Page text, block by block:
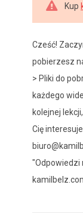
Kup
Cześć!
pobierzesz
> Pliki do
każdego
kolejnej
Cię
"Odpowiedzi